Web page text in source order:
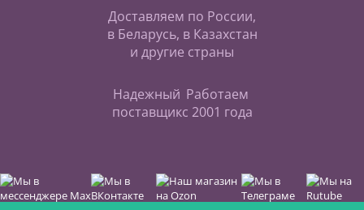
Доставляем по России,
в Беларусь, в Казахстан
и другие страны
Надежный
поставщик
Работаем
с 2001 года